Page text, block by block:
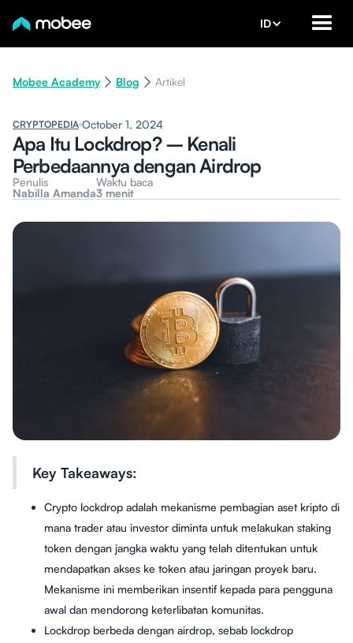
ID
Mobee Academy Blog Artikel
CRYPTOPEDIA October 1, 2024
Apa Itu Lockdrop? – Kenali
Perbedaannya dengan Airdrop
Penulis
Nabilla Amanda
Waktu baca
3 menit
Key Takeaways:
Crypto lockdrop adalah mekanisme pembagian aset kripto di
mana trader atau investor diminta untuk melakukan staking
token dengan jangka waktu yang telah ditentukan untuk
mendapatkan akses ke token atau jaringan proyek baru.
Mekanisme ini memberikan insentif kepada para pengguna
awal dan mendorong keterlibatan komunitas.
Lockdrop berbeda dengan airdrop, sebab lockdrop